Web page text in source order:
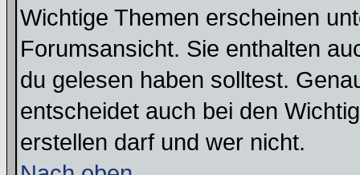
Wichtige Themen erscheinen
Forumsansicht. Sie enthalten
du gelesen haben solltest.
entscheidet auch bei den
erstellen darf und wer nicht.